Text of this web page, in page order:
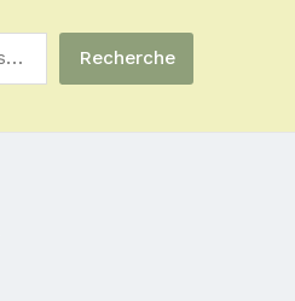
Recherche